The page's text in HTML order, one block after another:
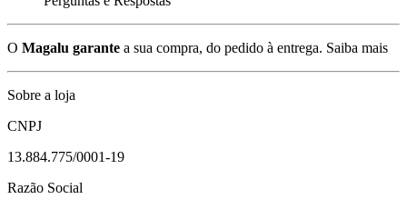
O Magalu garante a sua compra, do pedido à entrega. Saiba mais
Sobre a loja
CNPJ
13.884.775/0001-19
Razão Social